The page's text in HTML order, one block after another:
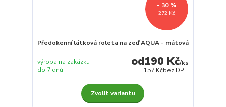
272 Kč
- 30 %
Předokenní látková roleta na zeď AQUA - mátová
190 Kč/ks
157 Kčbez DPH
výroba na zakázku
do 7 dnů
Zvolit variantu